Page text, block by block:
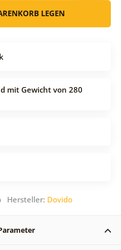
LEGEN
mit Gewicht von 280
Hersteller: Dovido